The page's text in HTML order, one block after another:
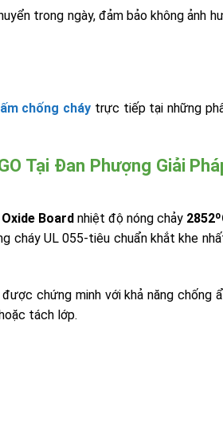
trong ngày, đảm bảo không ảnh
chống cháy trực tiếp tại những
Tại Đan Phượng Giải
Boardnhiệt độ nóng chảy
cháy UL 055-tiêu chuẩn khắt khe
chứng minh với khả năng chống
tách lớp.